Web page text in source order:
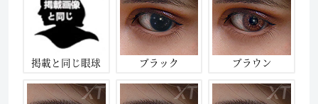
掲載と同じ眼球 ブラック ブラウン